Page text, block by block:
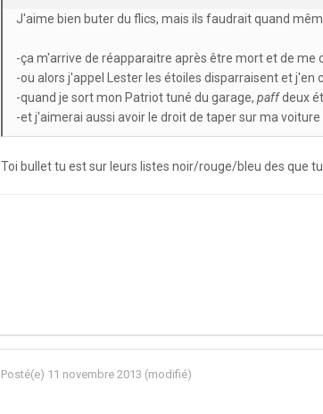
J'aime bien buter du flics, mais ils faudrait quand
-ça m'arrive de réapparaitre après être mort et de me
-ou alors j'appel Lester les étoiles disparraisent et j'en
-quand je sort mon Patriot tuné du garage, paffdeux
-et j'aimerai aussi avoir le droit de taper sur ma
Toi bullet tu est sur leurs listes noir/rouge/bleu des que
Posté(e) 11 novembre 2013 (modifié)